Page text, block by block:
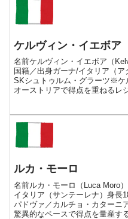
ケルヴィン・イエボア
名前ケルヴィン・イエボア（
国籍／出身ガーナ/イタリア（
SKシュトゥルム・グラーツ※ケ
オーストリアで得点を重ねるレ
ルカ・モーロ
名前ルカ・モーロ（Luca Moro
イタリア（サンテーレナ）身長
パドヴァ／カルチョ・カ
驚異的なペースで得点を量産す